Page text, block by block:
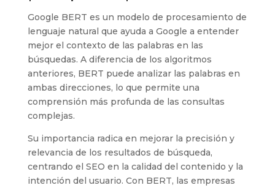
Google BERT es un modelo de procesamiento de
lenguaje natural que ayuda a Google a entender
mejor el contexto de las palabras en las
búsquedas. A diferencia de los algoritmos
anteriores, BERT puede analizar las palabras en
ambas direcciones, lo que permite una
comprensión más profunda de las consultas
complejas.
Su importancia radica en mejorar la precisión y
relevancia de los resultados de búsqueda,
centrando el SEO en la calidad del contenido y la
intención del usuario. Con BERT, las empresas